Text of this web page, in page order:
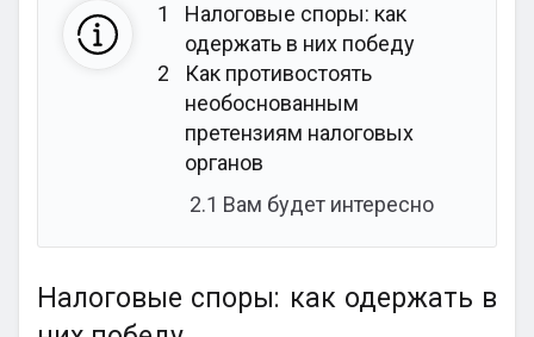
1
Налоговые споры: как
одержать в них победу
2
Как противостоять
необоснованным
претензиям налоговых
органов
2.1 Вам будет интересно
Налоговые споры: как одержать в